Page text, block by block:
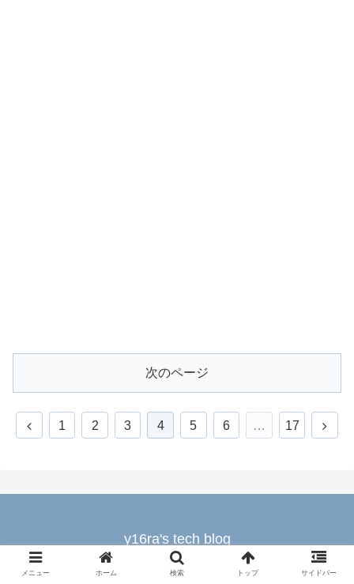
次のページ
1 2 3 4 5 6 … 17
y16ra's tech blog
Copyright © 2021-2026 y16ra's tech blog All Rights Reserved.
メニュー ホーム 検索 トップ サイドバー